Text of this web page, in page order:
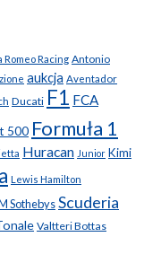
Romeo Racing Antonio
aukcja Aventador
Ducati F1 FCA
500 Formuła 1
Huracan Junior Kimi
Lewis Hamilton
SothebysScuderia
Valtteri Bottas